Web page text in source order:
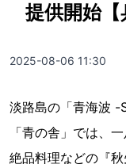
提供開始
2025-08-06 11:30
淡路島の「青海波 -
「青の舎」では、
絶品料理などの『